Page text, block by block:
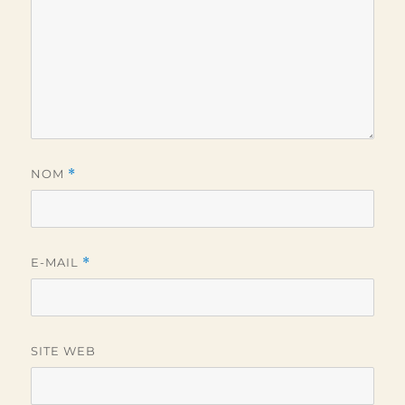
NOM *
E-MAIL *
SITE WEB